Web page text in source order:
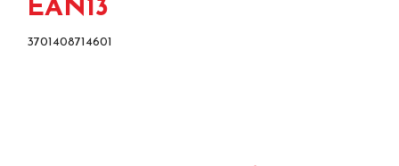
EAN13
3701408714601